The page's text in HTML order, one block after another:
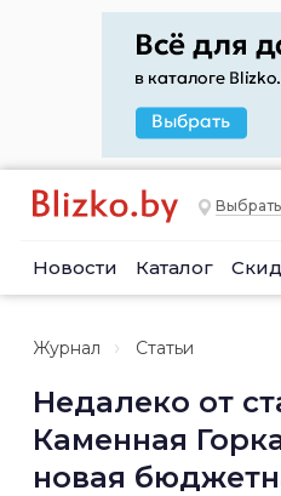
Новости Каталог
Журнал Статьи
Недалеко от
Каменная
новая